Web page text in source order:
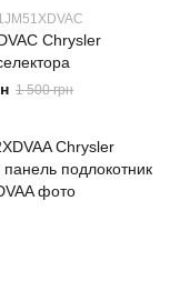
Chrysler
1 500 грн